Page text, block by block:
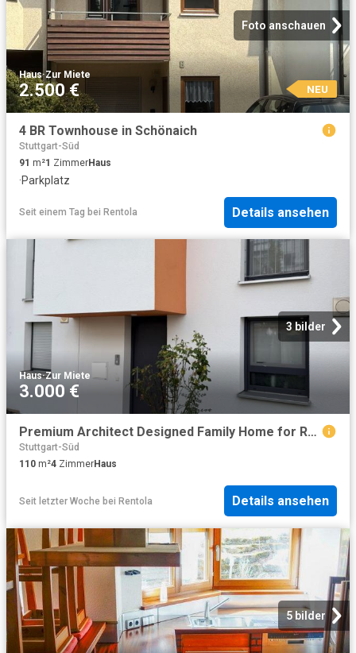
Foto anschauen
Haus·Zur Miete
2.500 € NEU
4 BR Townhouse in Schönaich
Stuttgart-Süd
91 m²1 ZimmerHaus
·Parkplatz
Seit einem Tag bei Rentola Details ansehen
3 bilder
Haus·Zur Miete
3.000 €
Premium Architect Designed Family Home for Rent Ideal for U.S. Military Families, Expats & Profe.
Stuttgart-Süd
110 m²4 ZimmerHaus
Seit letzter Woche bei Rentola Details ansehen
5 bilder